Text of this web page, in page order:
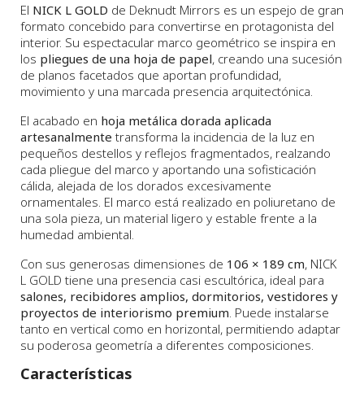
El NICK L GOLD de Deknudt Mirrors es un espejo de gran
formato concebido para convertirse en protagonista del
interior. Su espectacular marco geométrico se inspira en
los pliegues de una hoja de papel, creando una sucesión
de planos facetados que aportan profundidad,
movimiento y una marcada presencia arquitectónica.
El acabado en hoja metálica dorada aplicada
artesanalmente transforma la incidencia de la luz en
pequeños destellos y reflejos fragmentados, realzando
cada pliegue del marco y aportando una sofisticación
cálida, alejada de los dorados excesivamente
ornamentales. El marco está realizado en poliuretano de
una sola pieza, un material ligero y estable frente a la
humedad ambiental.
Con sus generosas dimensiones de 106 × 189 cm, NICK
L GOLD tiene una presencia casi escultórica, ideal para
salones, recibidores amplios, dormitorios, vestidores y
proyectos de interiorismo premium . Puede instalarse
tanto en vertical como en horizontal, permitiendo adaptar
su poderosa geometría a diferentes composiciones.
Características